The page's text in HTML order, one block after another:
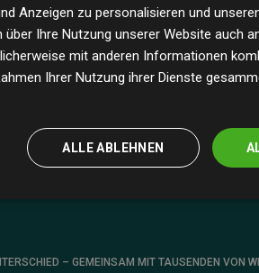
Emissionender teilnehmenden
für die messbare Klimawirkung
– GEMEINSAM MIT TAUSENDEN VON
Anzeigen zu personalisieren und
Ihre Nutzung unserer Website auch
mit anderen Informationen
Ihrer Nutzung ihrer Dienste
ALLE ABLEHNEN